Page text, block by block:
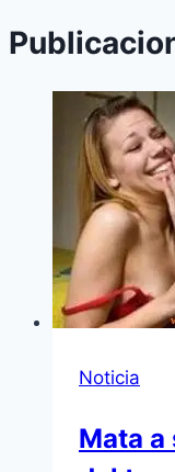
Noticia
Mata a